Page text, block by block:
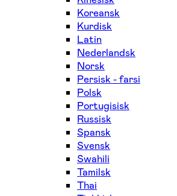
Koreansk
Kurdisk
Latin
Nederlandsk
Norsk
Persisk - farsi
Polsk
Portugisisk
Russisk
Spansk
Svensk
Swahili
Tamilsk
Thai